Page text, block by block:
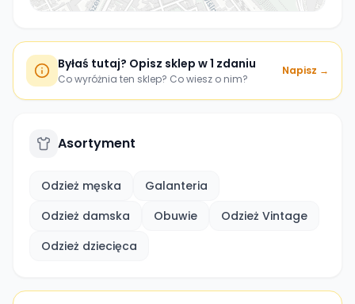
Byłaś tutaj? Opisz sklep w 1 zdaniu
Co wyróżnia ten sklep? Co wiesz o nim?
Napisz →
Asortyment
Odzież męska
Galanteria
Odzież damska
Obuwie
Odzież Vintage
Odzież dziecięca